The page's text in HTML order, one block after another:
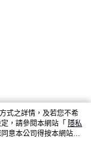
式之詳情，及若您不希
，請參閱本網站「 隱私
意本公司得按本網站使